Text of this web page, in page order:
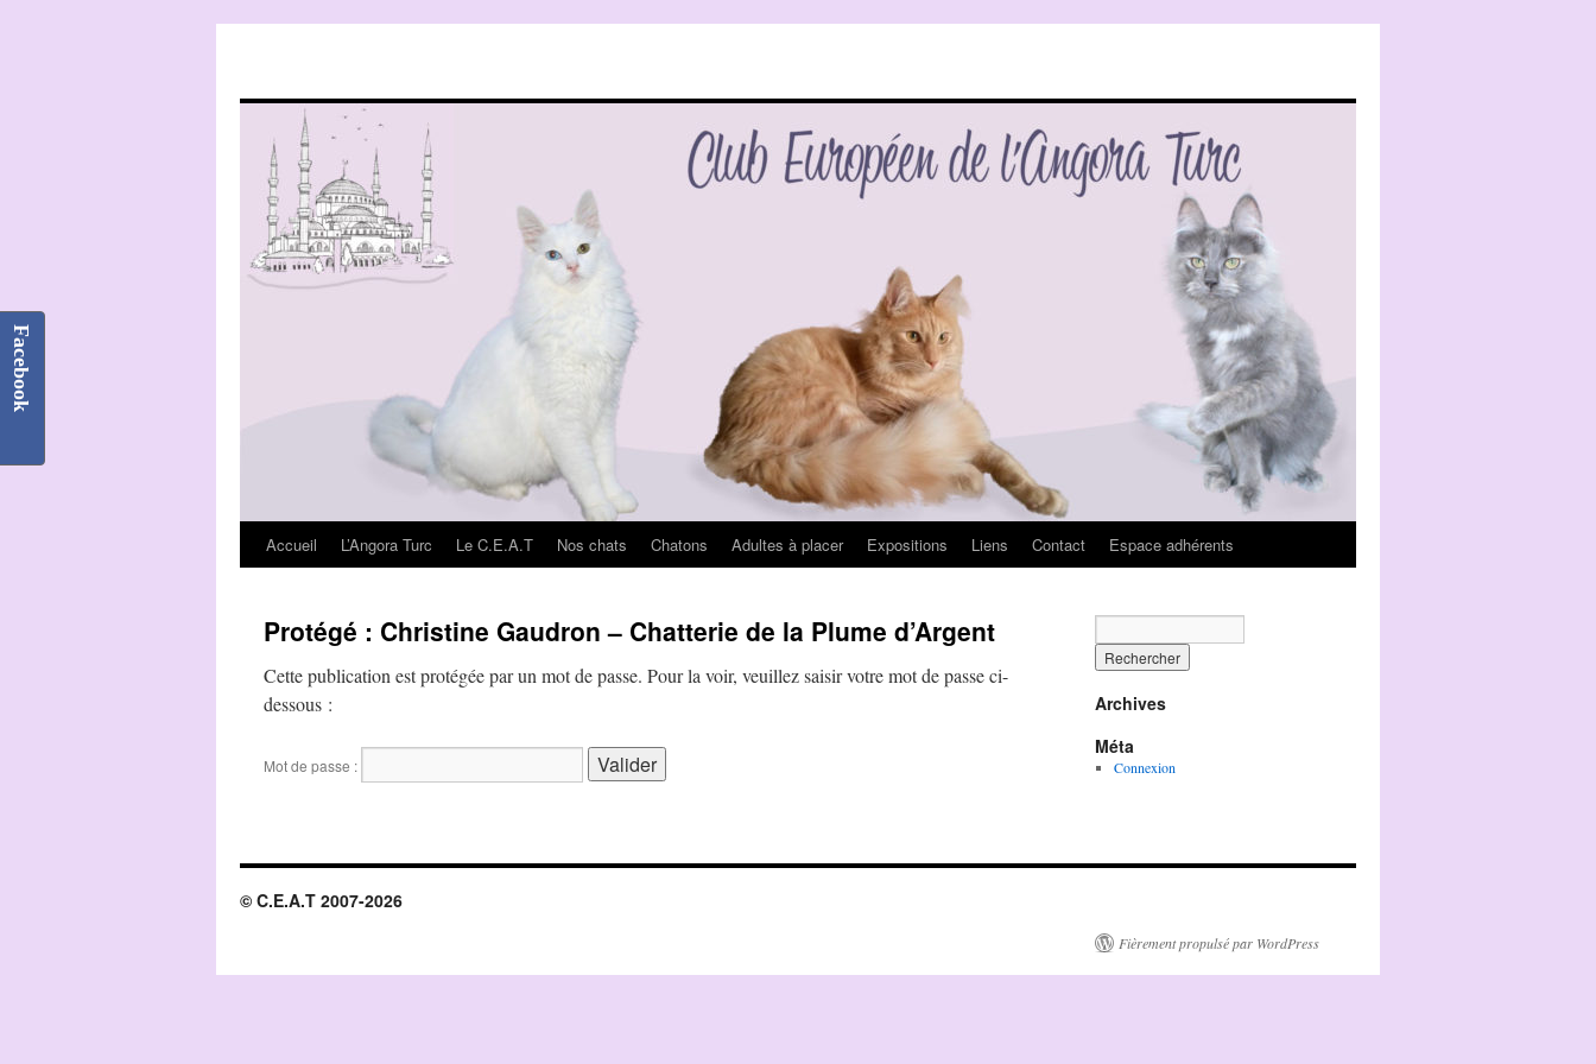
Aller
contenu
Accueil L’Angora Turc Le C.E.A.T Nos chats Chatons Adultes à placer Expositions Liens Contact Espace adhérents
Protégé : Christine Gaudron – Chatterie de la Plume d’Argent
Cette publication est protégée par un mot de passe. Pour la voir, veuillez saisir votre mot de passe ci-
dessous :
Mot de passe :
Archives
Méta
Connexion
© C.E.A.T 2007-2026
Fièrement propulsé par WordPress
Facebook